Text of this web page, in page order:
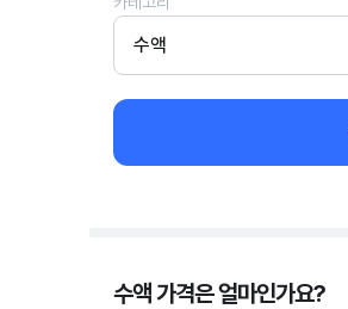
수액
수액 가격은 얼마인가요?